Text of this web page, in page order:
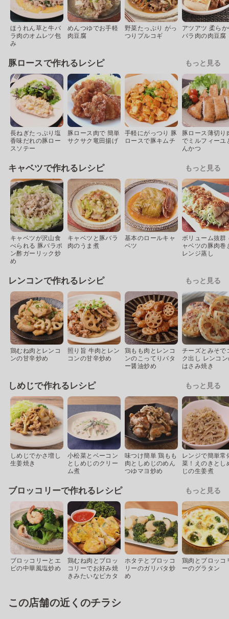
ほうれん草と牛バ
ラ肉のオムレツ包
み
めんつゆでお手軽
肉豆腐
野菜たっぷり がっ
つりプルコギ
アツアツ 柔ら
バラ肉の肉豆腐
豚ロースで作れるレシピ もっと見る
長ねぎたっぷり塩
香味だれの豚ロー
スソテー
豚ロース肉で 簡単
サクサク竜田揚げ
手軽にがっつり 豚
ロースで豚キムチ
豚ロース薄切り
でミルフィーユ
んかつ
キャベツで作れるレシピ もっと見る
キャベツが沢山食
べられる 豚バラポ
ン酢ガーリック炒
め
キャベツと豚バラ
肉のうま煮
基本のロールキャ
ベツ
ボリューム抜群
ャベツの豚肉巻
レンジ蒸し
レンコンで作れるレシピ もっと見る
鶏むね肉とレンコ
ンの甘辛炒め
照り旨 牛肉とレン
コンの甘辛炒め
鶏もも肉とレンコ
ンのこってりバタ
ー醤油炒め
チーズとみそで
ク出し レンコ
はさみ焼き
しめじで作れるレシピ もっと見る
しめじでかさ増し
生姜焼き
小松菜とベーコン
としめじのクリー
ム煮
味つけ簡単 鶏もも
肉としめじのめん
つゆマヨ炒め
レンジで簡単常
菜！えのきとし
じの生姜煮
ブロッコリーで作れるレシピ もっと見る
ブロッコリーとエ
ビの中華風塩炒め
鶏むね肉とブロッ
コリーでお好み焼
きみたいなピカタ
ホタテとブロッコ
リーのガリバタ炒
め
鶏肉とブロッコ
ーのグラタン
この店舗の近くのチラシ